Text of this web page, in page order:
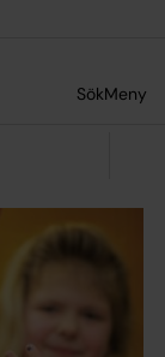
SökMeny